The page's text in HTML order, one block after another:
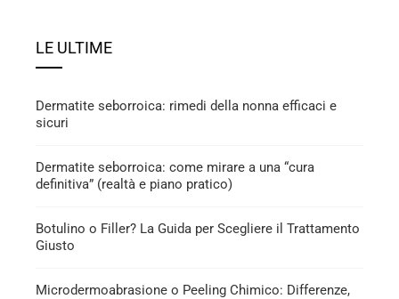
LE ULTIME
Dermatite seborroica: rimedi della nonna efficaci e
sicuri
Dermatite seborroica: come mirare a una “cura
definitiva” (realtà e piano pratico)
Botulino o Filler? La Guida per Scegliere il Trattamento
Giusto
Microdermoabrasione o Peeling Chimico: Differenze,